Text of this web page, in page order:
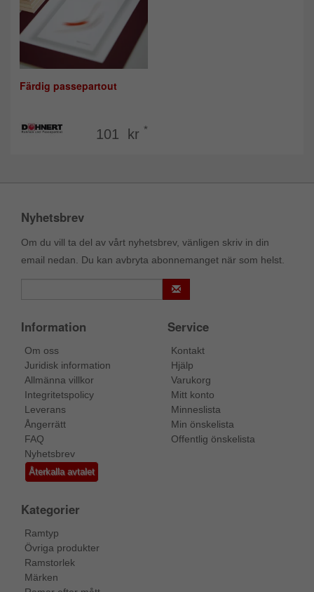
Färdig passepartout
101 kr *
Nyhetsbrev
Om du vill ta del av vårt nyhetsbrev, vänligen skriv in din
email nedan. Du kan avbryta abonnemanget när som helst.
Information
Om oss
Juridisk information
Allmänna villkor
Integritetspolicy
Leverans
Ångerrätt
FAQ
Nyhetsbrev
Återkalla avtalet
Service
Kontakt
Hjälp
Varukorg
Mitt konto
Minneslista
Min önskelista
Offentlig önskelista
Kategorier
Ramtyp
Övriga produkter
Ramstorlek
Märken